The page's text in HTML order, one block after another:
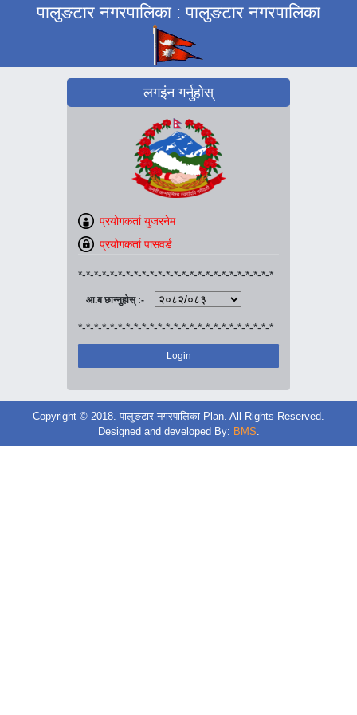
पालुङटार नगरपालिका : पालुङटार नगरपालिका
लगइंन गर्नुहोस्
*-*-*-*-*-*-*-*-*-*-*-*-*-*-*-*-*-*-*-*-*-*-*-*-*
आ.ब छान्नुहोस् :-
*-*-*-*-*-*-*-*-*-*-*-*-*-*-*-*-*-*-*-*-*-*-*-*-*
Copyright © 2018. पालुङटार नगरपालिका Plan. All Rights Reserved.
Designed and developed By: BMS.